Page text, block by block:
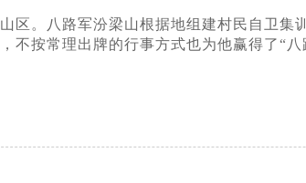
区。八路军汾梁山根据地组建村民自卫集
按常理出牌的行事方式也为他赢得了“